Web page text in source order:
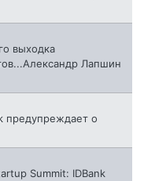
выходка
Лапшин
предупреждает о
Summit: IDBank